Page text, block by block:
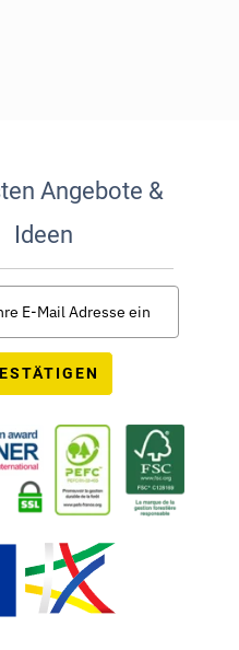
Angebote &
Ideen